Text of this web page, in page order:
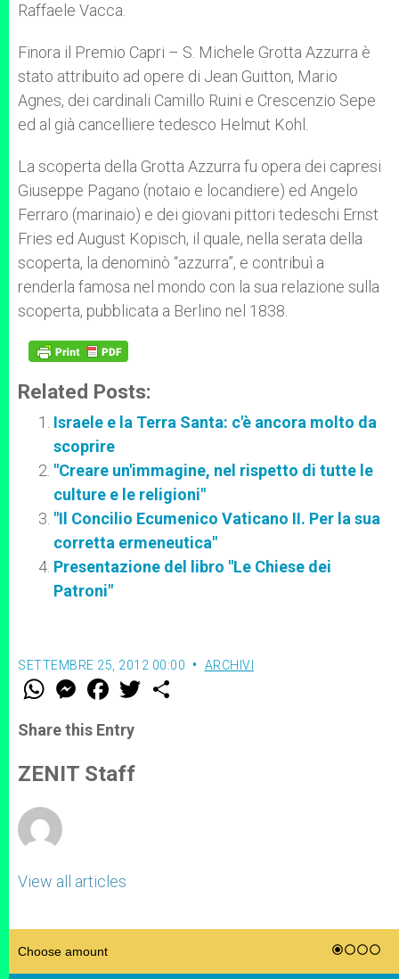
Raffaele Vacca.
Finora il Premio Capri – S. Michele Grotta Azzurra è
stato attribuito ad opere di Jean Guitton, Mario
Agnes, dei cardinali Camillo Ruini e Crescenzio Sepe
ed al già cancelliere tedesco Helmut Kohl.
La scoperta della Grotta Azzurra fu opera dei capresi
Giuseppe Pagano (notaio e locandiere) ed Angelo
Ferraro (marinaio) e dei giovani pittori tedeschi Ernst
Fries ed August Kopisch, il quale, nella serata della
scoperta, la denominò “azzurra”, e contribuì a
renderla famosa nel mondo con la sua relazione sulla
scoperta, pubblicata a Berlino nel 1838.
Related Posts:
Israele e la Terra Santa: c'è ancora molto da
scoprire
"Creare un'immagine, nel rispetto di tutte le
culture e le religioni"
"Il Concilio Ecumenico Vaticano II. Per la sua
corretta ermeneutica"
Presentazione del libro "Le Chiese dei
Patroni"
SETTEMBRE 25, 2012 00:00 ARCHIVI
W
t
s
p
p
M
e
s
e
g
e
F
a
e
b
o
k
w
Share this Entry
ZENIT Staff
View all articles